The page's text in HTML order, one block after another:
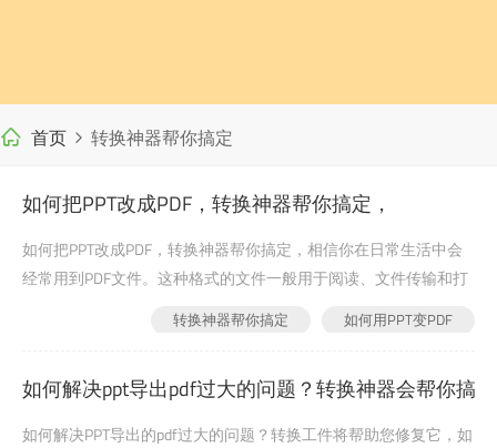
首页 转换神器帮你搞定
如何把PPT改成PDF，转换神器帮你搞定，
如何把PPT改成PDF，转换神器帮你搞定，相信你在日常生活中会
经常用到PDF文件。这种格式的文件一般用于阅读、文件传输和打
如何用PPT变PDF
转换神器帮你搞定
如何解决ppt导出pdf过大的问题？转换神器会帮你搞
如何解决PPT导出的pdf过大的问题？转换工件将帮助您修复它，如